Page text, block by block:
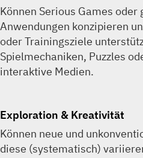
Können Serious Games
Anwendungen konzipieren
oder Trainingsziele
Spielmechaniken, Puzzles
interaktive Medien.
Exploration & Kreativität
Können neue und
diese (systematisch)